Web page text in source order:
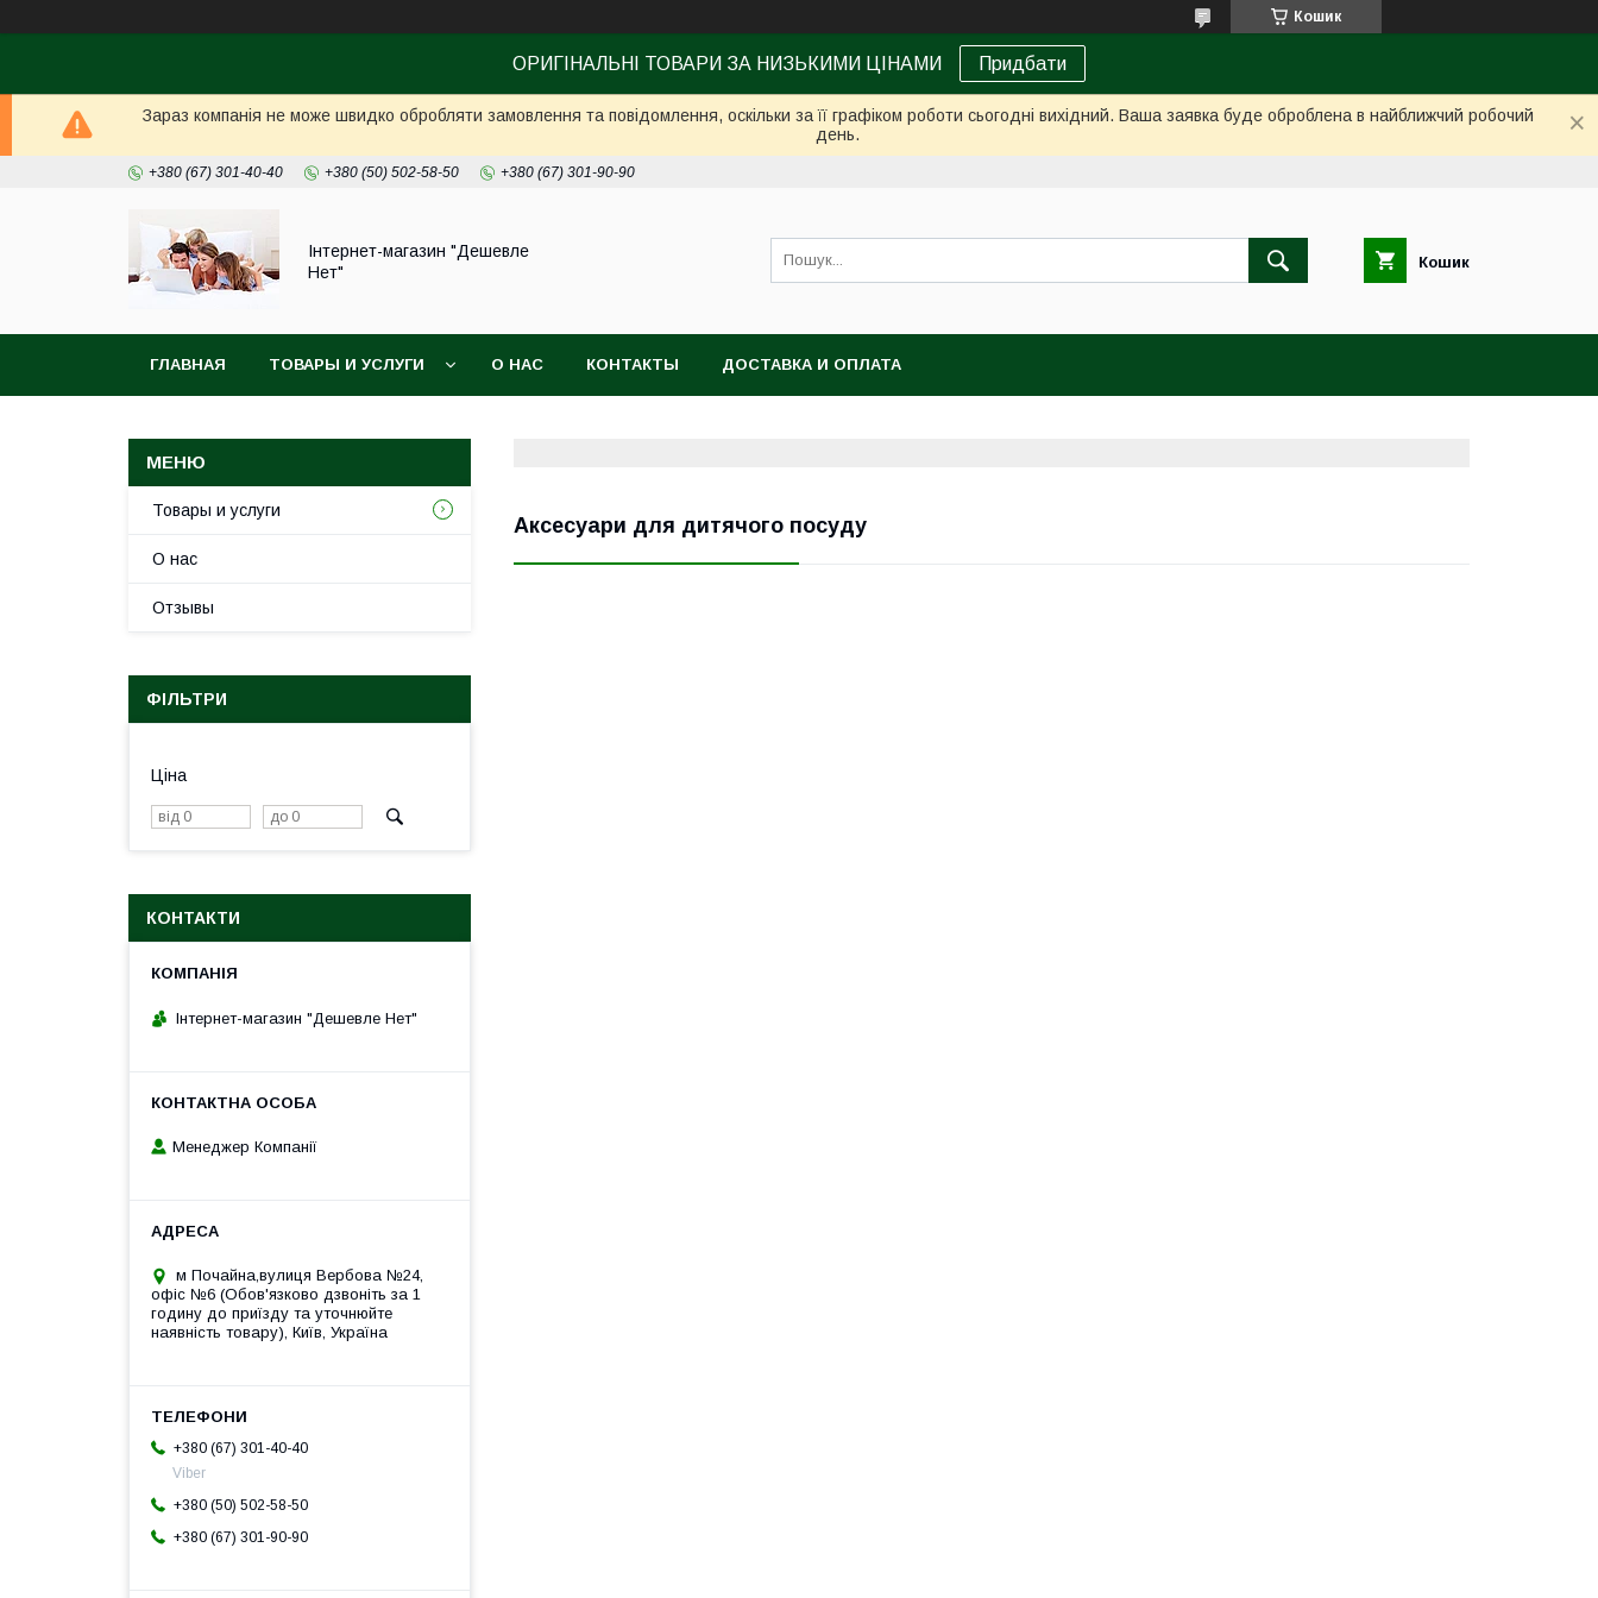
Кошик
ОРИГІНАЛЬНІ ТОВАРИ ЗА НИЗЬКИМИ ЦІНАМИ Придбати
Зараз компанія не може швидко обробляти замовлення та повідомлення, оскільки за її графіком роботи сьогодні вихідний. Ваша заявка буде оброблена в найближчий робочий
день.
+380 (67) 301-40-40 +380 (50) 502-58-50 +380 (67) 301-90-90
Інтернет-магазин "Дешевле
Нет"
Кошик
ГЛАВНАЯ ТОВАРЫ И УСЛУГИ О НАС КОНТАКТЫ ДОСТАВКА И ОПЛАТА
Аксесуари для дитячого посуду
Товары и услуги
О нас
Отзывы
ФІЛЬТРИ
Ціна
КОНТАКТИ
Інтернет-магазин "Дешевле Нет"
Менеджер Компанії
м Почайна,вулиця Вербова №24,
офіс №6 (Обов'язково дзвоніть за 1
годину до приїзду та уточнюйте
наявність товару), Київ, Україна
+380 (67) 301-40-40
Viber
+380 (50) 502-58-50
+380 (67) 301-90-90